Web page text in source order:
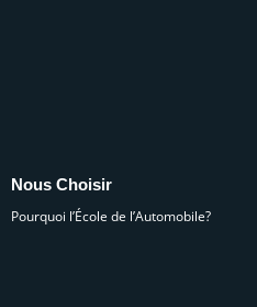
Nous Choisir
Pourquoi l’École de l’Automobile?